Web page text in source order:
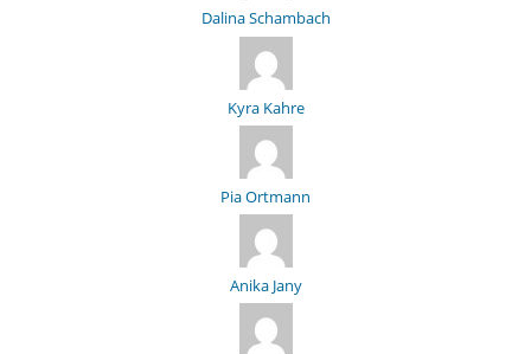
Dalina Schambach
Kyra Kahre
Pia Ortmann
Anika Jany